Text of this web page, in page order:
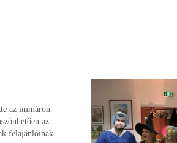
az immáron
az
felajánlóinak.